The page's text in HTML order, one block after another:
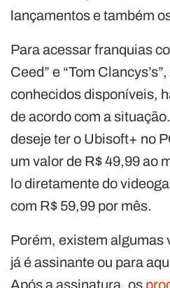
lançamentos e também
Para acessar franquias
Ceed” e “Tom
conhecidos disponíveis,
de acordo com a
deseje ter o Ubisoft+ no
um valor de R$ 49,99 ao
lo diretamente do
com R$ 59,99 por mês.
Porém, existem algumas
já é assinante ou para
Após a assinatura, os